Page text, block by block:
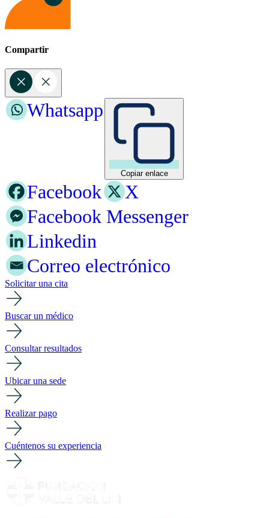
Compartir
Copiar enlace
Whatsapp
Facebook
X
Facebook Messenger
Linkedin
Correo electrónico
Solicitar una cita
Buscar un médico
Consultar resultados
Ubicar una sede
Realizar pago
Cuéntenos su experiencia